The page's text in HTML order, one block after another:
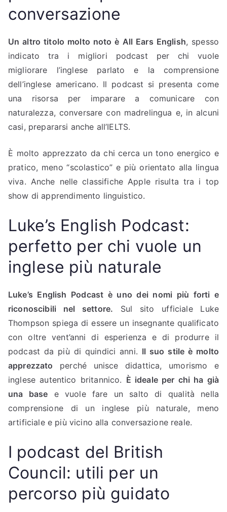
conversazione
Un altro titolo molto noto è All Ears English, spesso
indicato tra i migliori podcast per chi vuole
migliorare l’inglese parlato e la comprensione
dell’inglese americano. Il podcast si presenta come
una risorsa per imparare a comunicare con
naturalezza, conversare con madrelingua e, in alcuni
casi, prepararsi anche all’IELTS.
È molto apprezzato da chi cerca un tono energico e
pratico, meno “scolastico” e più orientato alla lingua
viva. Anche nelle classifiche Apple risulta tra i top
show di apprendimento linguistico.
Luke’s English Podcast:
perfetto per chi vuole un
inglese più naturale
Luke’s English Podcast è uno dei nomi più forti e
riconoscibili nel settore. Sul sito ufficiale Luke
Thompson spiega di essere un insegnante qualificato
con oltre vent’anni di esperienza e di produrre il
podcast da più di quindici anni. Il suo stile è molto
apprezzato perché unisce didattica, umorismo e
inglese autentico britannico. È ideale per chi ha già
una base e vuole fare un salto di qualità nella
comprensione di un inglese più naturale, meno
artificiale e più vicino alla conversazione reale.
I podcast del British
Council: utili per un
percorso più guidato